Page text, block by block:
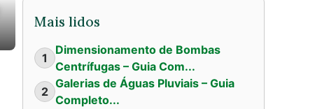
Mais lidos
1
Dimensionamento de Bombas
Centrífugas – Guia Com...
2
Galerias de Águas Pluviais – Guia
Completo...